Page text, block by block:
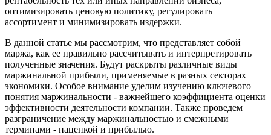
оптимизировать ценовую политику, регулировать
ассортимент и минимизировать издержки.
В данной статье мы рассмотрим, что представляет собой
маржа, как ее правильно рассчитывать и интерпретировать
полученные значения. Будут раскрыты различные виды
маржинальной прибыли, применяемые в разных секторах
экономики. Особое внимание уделим изучению ключевого
понятия маржинальности - важнейшего коэффициента оценки
эффективности деятельности компании. Также проведем
разграничение между маржинальностью и смежными
терминами - наценкой и прибылью.